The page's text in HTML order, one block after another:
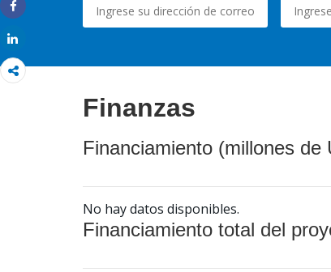
Share
Finanzas
Financiamiento (millones de
No hay datos disponibles.
Financiamiento total del